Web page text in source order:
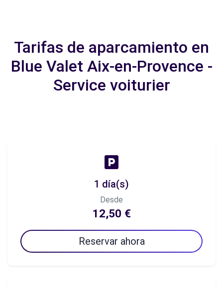
Tarifas de aparcamiento en
Blue Valet Aix-en-Provence -
Service voiturier
1 día(s)
Desde
12,50 €
Reservar ahora